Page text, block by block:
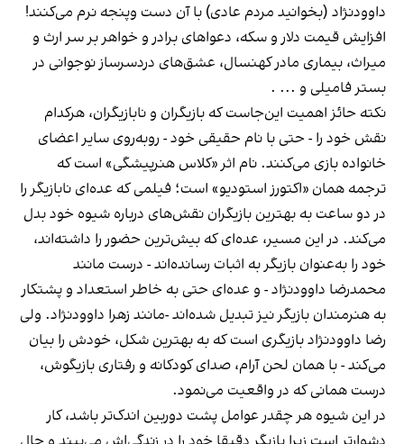
داوودنژاد (بخوانید مردم عادی) با آن دست وپنجه نرم می‌کنند!
افزایش قیمت دلار و سکه، دعواهای برادر و خواهر بر سر ارث و
میراث، بیماری مادر کهنسال، عشق‌های دردسرساز نوجوانی در
بستر فامیلی و ... .
نکته حائز اهمیت این‌جاست که بازیگران و نابازیگران، هرکدام
نقش خود را - حتی با نام حقیقی خود - روبه‌روی سایر اعضای
خانواده بازی می‌کنند. نام اثر «کلاس هنرپیشگی» است که
ترجمه همان «اکتورز استودیو» است؛ فیلمی که عده‌ای نابازیگر را
در دو ساعت به بهترین بازیگران نقش‌های درباره شیوه خود بدل
می‌کند. در این مسیر، عده‌ای که بیش‌ترین حضور را داشته‌اند،
خود را به‌عنوان بازیگر به اثبات رسانده‌اند - درست مانند
محمدرضا داوودنژاد - و عده‌ای حتی به خاطر استعداد و پشتکار
به هنرمندان بازیگر نیز تبدیل شده‌اند -مانند زهرا داوودنژاد. ولی
رضا داوودنژاد بازیگری است که به بهترین شکل، خودش را بیان
می‌کند - با همان لحن آرام، صدای کودکانه و رفتاری بازیگوش،
درست همانی که در واقعیت می‌نمود.
در این شیوه هر چقدر عوامل پشت دوربین اندک‌تر باشد، کار